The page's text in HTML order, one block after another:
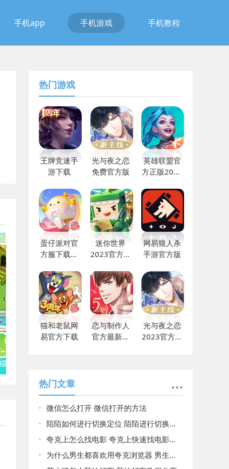
手机app 手机游戏 手机教程
热门游戏
王牌竞速手
游下载
光与夜之恋
免费官方版
英雄联盟官
方正版2023
蛋仔派对官
方服下载网
迷你世界
2023官方最
网易狼人杀
手游官方版
猫和老鼠网
易官方下载
恋与制作人
官方最新版
光与夜之恋
2023官方最
热门文章
微信怎么打开 微信打开的方法
陌陌如何进行切换定位 陌陌进行切换定位的教程
夸克上怎么找电影 夸克上快速找电影的方法
为什么男生都喜欢用夸克浏览器 男生都喜欢用夸克浏览器原因揭晓